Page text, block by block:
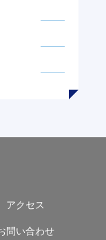
アクセス
問い合わせ